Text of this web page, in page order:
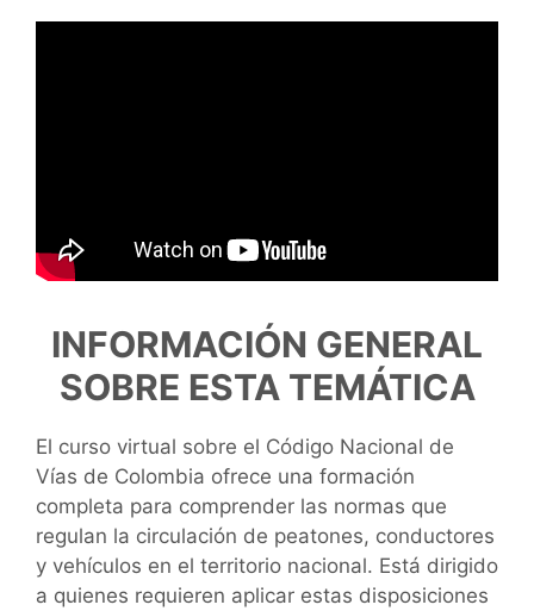
INFORMACIÓN GENERAL
SOBRE ESTA TEMÁTICA
El curso virtual sobre el Código Nacional de
Vías de Colombia ofrece una formación
completa para comprender las normas que
regulan la circulación de peatones, conductores
y vehículos en el territorio nacional. Está dirigido
a quienes requieren aplicar estas disposiciones